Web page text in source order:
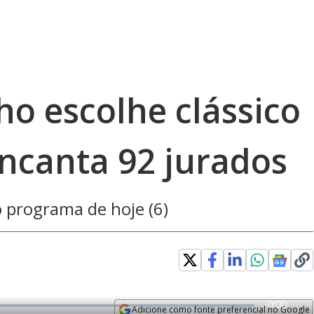
escolhe clássico
92 jurados
programa de hoje (6)
Adicione como fonte preferencial no Google
R
-0:00
error_outline